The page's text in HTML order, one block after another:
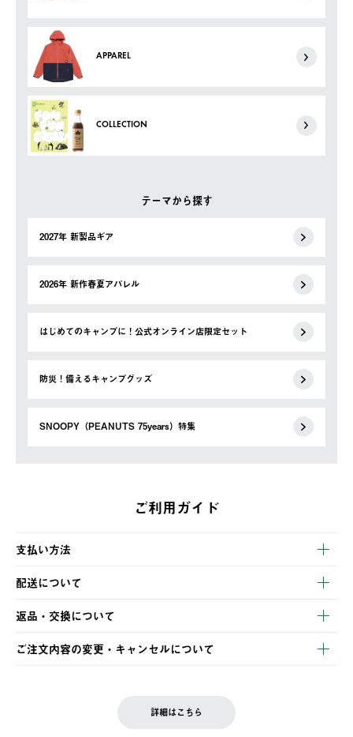
APPAREL
COLLECTION
テーマから探す
2027年 新製品ギア
2026年 新作春夏アパレル
はじめてのキャンプに！公式オンライン店限定セット
防災！備えるキャンプグッズ
SNOOPY（PEANUTS 75years）特集
ご利用ガイド
支払い方法
以下のいずれかの方法でお支払いいただけます。
・クレジットカード決済
・コンビニ決済
・Pay-easy決済
配送について
【発送スケジュール】
ご注文・ご入金完了より2営業日以内に商品を発送いたします。
土日祝の発送はございませんので、木曜日以降のご注文は週明け
の発送となる場合がございます。
返品・交換について
※お客様都合の場合
お客様都合の返品にかかる送料は、お客様ご負担とさせていただ
ご注文内容の変更・キャンセルについて
LOGOS FAMILY会員の方は、会員マイページ内 購入履歴画面に
詳細はこちら